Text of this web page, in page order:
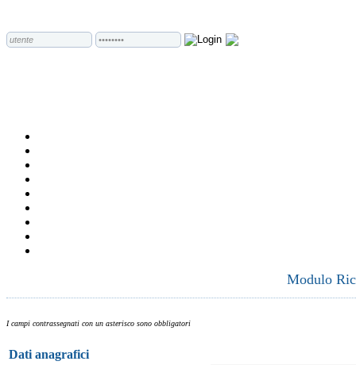
Modulo
I campi contrassegnati con un asterisco sono obbligatori
Dati anagrafici